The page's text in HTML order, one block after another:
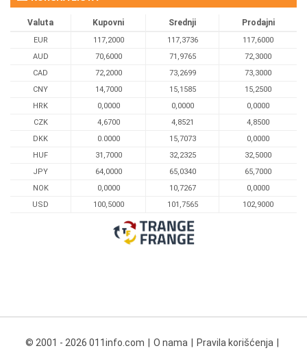
Valuta Kupovni Srednji Prodajni
EUR 117,2000 117,3736
117,6000
AUD
70,6000 71,9765
72,3000
CAD
72,2000 73,2699
73,3000
CNY
14,7000 15,1585
15,2500
HRK
0,0000 0,0000
0,0000
CZK
4,6700 4,8521
4,8500
DKK
0.0000 15,7073
0,0000
HUF
31,7000 32,2325
32,5000
JPY
64,0000 65,0340
65,7000
NOK
0,0000 10,7267
0,0000
USD
100,5000 101,7565 102,9000
© 2001 - 2026 011info.com O nama Pravila korišćenja